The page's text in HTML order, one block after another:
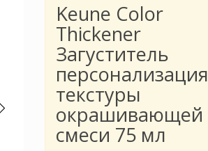
Keune Color
Thickener
Загуститель
персонализация
текстуры
окрашивающей
смеси 75 мл